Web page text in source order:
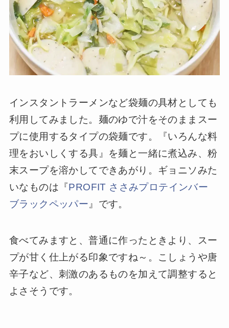
インスタントラーメンなど袋麺の具材としても
利用してみました。麺のゆで汁をそのままスー
プに使用するタイプの袋麺です。『いろんな料
理をおいしくする具』を麺と一緒に煮込み、粉
末スープを溶かしてできあがり。ギョニソみた
いなものは『PROFIT ささみプロテインバー
ブラックペッパー』です。
食べてみますと、普通に作ったときより、スー
プが甘く仕上がる印象ですね～。こしょうや唐
辛子など、刺激のあるものを加えて調整すると
よさそうです。